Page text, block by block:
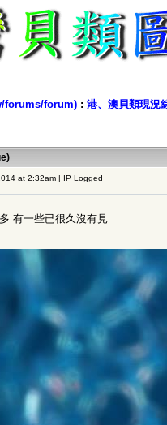
forums/forum) : 港、澳貝類現況
at 2:32am | IP Logged
有一些已很久沒有見